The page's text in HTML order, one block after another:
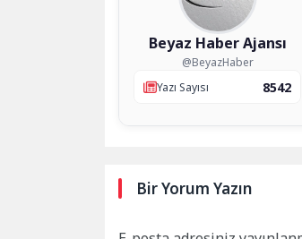
Beyaz Haber Ajansı
@BeyazHaber
Yazı Sayısı
8542
Bir Yorum Yazın